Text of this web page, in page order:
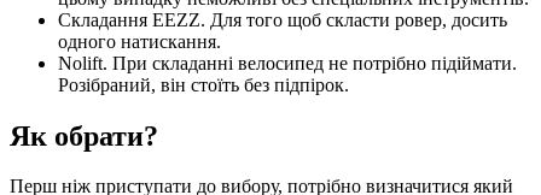
Складання EEZZ. Для того щоб скласти ровер, досить
одного натискання.
Nolift. При складанні велосипед не потрібно підіймати.
Розібраний, він стоїть без підпірок.
Як обрати?
Перш ніж приступати до вибору, потрібно визначитися який